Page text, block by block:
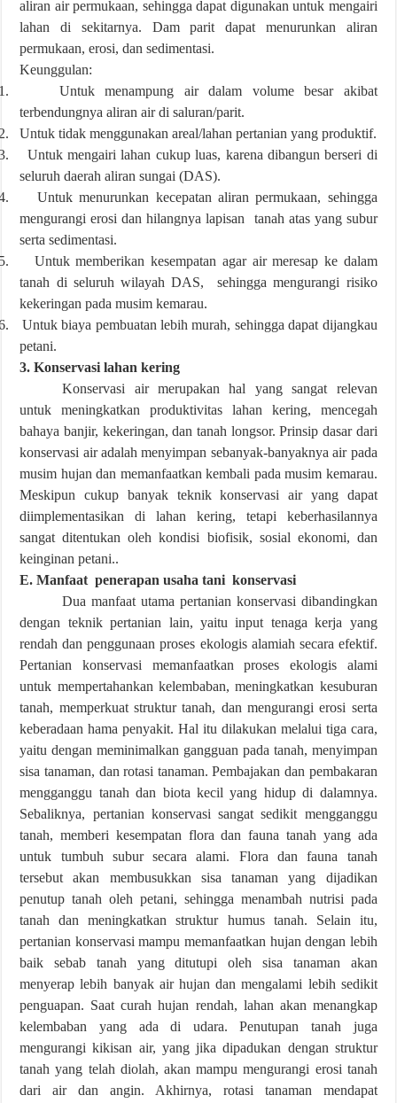
aliran air permukaan, sehingga dapat digunakan untuk mengairi
lahan di sekitarnya. Dam parit dapat menurunkan aliran
permukaan, erosi, dan sedimentasi.
Keunggulan:
Untuk menampung air dalam volume besar akibat
terbendungnya aliran air di saluran/parit.
Untuk tidak menggunakan areal/lahan pertanian yang produktif.
Untuk mengairi lahan cukup luas, karena dibangun berseri di
seluruh daerah aliran sungai (DAS).
Untuk menurunkan kecepatan aliran permukaan, sehingga
mengurangi erosi dan hilangnya lapisan tanah atas yang subur
serta sedimentasi.
Untuk memberikan kesempatan agar air meresap ke dalam
tanah di seluruh wilayah DAS, sehingga mengurangi risiko
kekeringan pada musim kemarau.
Untuk biaya pembuatan lebih murah, sehingga dapat dijangkau
petani.
3. Konservasi lahan kering
Konservasi air merupakan hal yang sangat relevan
untuk meningkatkan produktivitas lahan kering, mencegah
bahaya banjir, kekeringan, dan tanah longsor. Prinsip dasar dari
konservasi air adalah menyimpan sebanyak-banyaknya air pada
musim hujan dan memanfaatkan kembali pada musim kemarau.
Meskipun cukup banyak teknik konservasi air yang dapat
diimplementasikan di lahan kering, tetapi keberhasilannya
sangat ditentukan oleh kondisi biofisik, sosial ekonomi, dan
keinginan petani..
E. Manfaat penerapan usaha tani konservasi
Dua manfaat utama pertanian konservasi dibandingkan
dengan teknik pertanian lain, yaitu input tenaga kerja yang
rendah dan penggunaan proses ekologis alamiah secara efektif.
Pertanian konservasi memanfaatkan proses ekologis alami
untuk mempertahankan kelembaban, meningkatkan kesuburan
tanah, memperkuat struktur tanah, dan mengurangi erosi serta
keberadaan hama penyakit. Hal itu dilakukan melalui tiga cara,
yaitu dengan meminimalkan gangguan pada tanah, menyimpan
sisa tanaman, dan rotasi tanaman. Pembajakan dan pembakaran
mengganggu tanah dan biota kecil yang hidup di dalamnya.
Sebaliknya, pertanian konservasi sangat sedikit mengganggu
tanah, memberi kesempatan flora dan fauna tanah yang ada
untuk tumbuh subur secara alami. Flora dan fauna tanah
tersebut akan membusukkan sisa tanaman yang dijadikan
penutup tanah oleh petani, sehingga menambah nutrisi pada
tanah dan meningkatkan struktur humus tanah. Selain itu,
pertanian konservasi mampu memanfaatkan hujan dengan lebih
baik sebab tanah yang ditutupi oleh sisa tanaman akan
menyerap lebih banyak air hujan dan mengalami lebih sedikit
penguapan. Saat curah hujan rendah, lahan akan menangkap
kelembaban yang ada di udara. Penutupan tanah juga
mengurangi kikisan air, yang jika dipadukan dengan struktur
tanah yang telah diolah, akan mampu mengurangi erosi tanah
dari air dan angin. Akhirnya, rotasi tanaman mendapat